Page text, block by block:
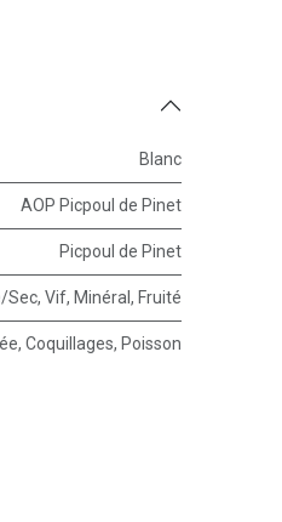
Blanc
AOP Picpoul de Pinet
Picpoul de Pinet
Sec, Vif, Minéral , Fruité
, Coquillages, Poisson